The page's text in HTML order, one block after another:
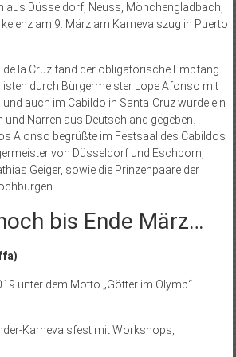
aus Düsseldorf, Neuss, Mönchengladbach,
am 9. März am Karnevalszug in Puerto
de la Cruz fand der obligatorische Empfang
durch Bürgermeister Lope Afonso mit
auch im Cabildo in Santa Cruz wurde ein
und Narren aus Deutschland gegeben.
Alonso begrüßte im Festsaal des Cabildos
von Düsseldorf und Eschborn,
Geiger, sowie die Prinzenpaare der
bis Ende März…
unter dem Motto „Götter im Olymp“
Karnevalsfest mit Workshops,